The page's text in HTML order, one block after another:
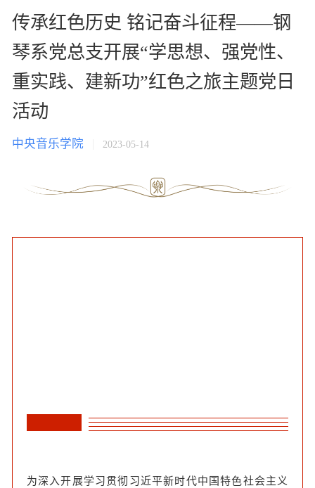
传承红色历史 铭记奋斗征程——钢
琴系党总支开展“学思想、强党性、
重实践、建新功”红色之旅主题党日
活动
中央音乐学院 2023-05-14
为深入开展学习贯彻习近平新时代中国特色社会主义